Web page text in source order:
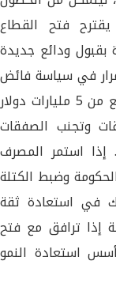
فتح القطاع
ودائع جديدة
في سياسة فائض
الموازنة العامة وزيادة الاحتياطي الذي ارتفع من 5 مليارات دولار
النفقات وتجنب الصفقات
إذا استمر المصرف
وضبط الكتلة
في استعادة ثقة
إذا ترافق مع فتح
استعادة النمو